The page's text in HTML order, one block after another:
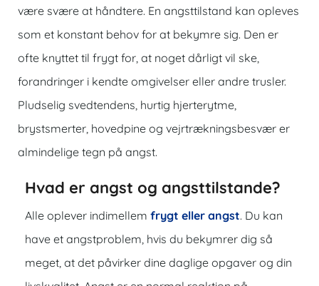
være svære at håndtere. En angsttilstand kan opleves
som et konstant behov for at bekymre sig. Den er
ofte knyttet til frygt for, at noget dårligt vil ske,
forandringer i kendte omgivelser eller andre trusler.
Pludselig svedtendens, hurtig hjerterytme,
brystsmerter, hovedpine og vejrtrækningsbesvær er
almindelige tegn på angst.
Hvad er angst og angsttilstande?
Alle oplever indimellem frygt eller angst. Du kan
have et angstproblem, hvis du bekymrer dig så
meget, at det påvirker dine daglige opgaver og din